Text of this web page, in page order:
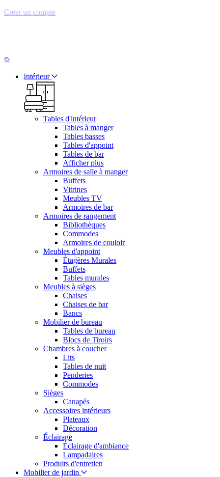
Créer un compte
Intérieur
Tables d'intérieur
Tables à manger
Tables basses
Tables d'appoint
Tables de bar
Afficher plus
Armoires de salle à manger
Buffets
Vitrines
Meubles TV
Armoires de bar
Armoires de rangement
Bibliothèques
Commodes
Armoires de couloir
Meubles d'appoint
Étagères Murales
Buffets
Tables murales
Meubles à sièges
Chaises
Chaises de bar
Bancs
Mobilier de bureau
Tables de bureau
Blocs de Tiroirs
Chambres à coucher
Lits
Tables de nuit
Penderies
Commodes
Sièges
Canapés
Accessoires intérieurs
Plateaux
Décoration
Éclairage
Éclairage d'ambiance
Lampadaires
Produits d'entretien
Mobilier de jardin